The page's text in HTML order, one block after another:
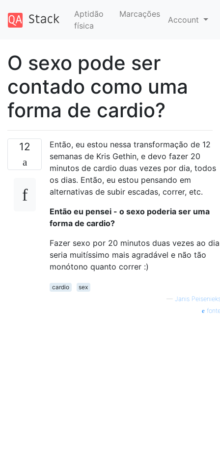
Aptidão
física
Marcações
Account
O sexo pode ser
contado como uma
forma de cardio?
12
Então, eu estou nessa transformação de 12
semanas de Kris Gethin, e devo fazer 20
minutos de cardio duas vezes por dia, todos
os dias. Então, eu estou pensando em
alternativas de subir escadas, correr, etc.
Então eu pensei - o sexo poderia ser uma
forma de cardio?
Fazer sexo por 20 minutos duas vezes ao dia
seria muitíssimo mais agradável e não tão
monótono quanto correr :)
cardio
sex
— Janis